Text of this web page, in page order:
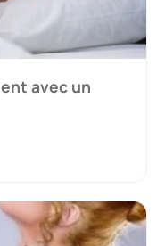
avec un